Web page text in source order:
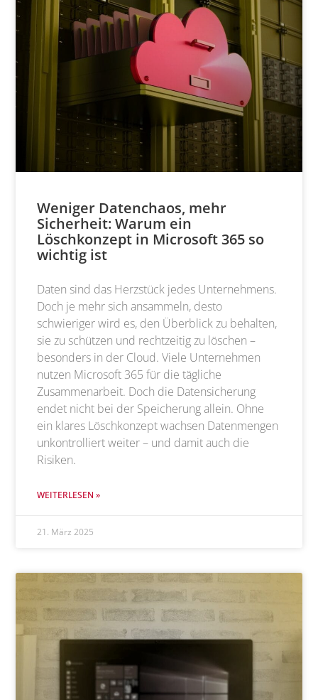
Weniger Datenchaos, mehr
Sicherheit: Warum ein
Löschkonzept in Microsoft 365 so
wichtig ist
Daten sind das Herzstück jedes Unternehmens.
Doch je mehr sich ansammeln, desto
schwieriger wird es, den Überblick zu behalten,
sie zu schützen und rechtzeitig zu löschen –
besonders in der Cloud. Viele Unternehmen
nutzen Microsoft 365 für die tägliche
Zusammenarbeit. Doch die Datensicherung
endet nicht bei der Speicherung allein. Ohne
ein klares Löschkonzept wachsen Datenmengen
unkontrolliert weiter – und damit auch die
Risiken.
WEITERLESEN »
21. März 2025